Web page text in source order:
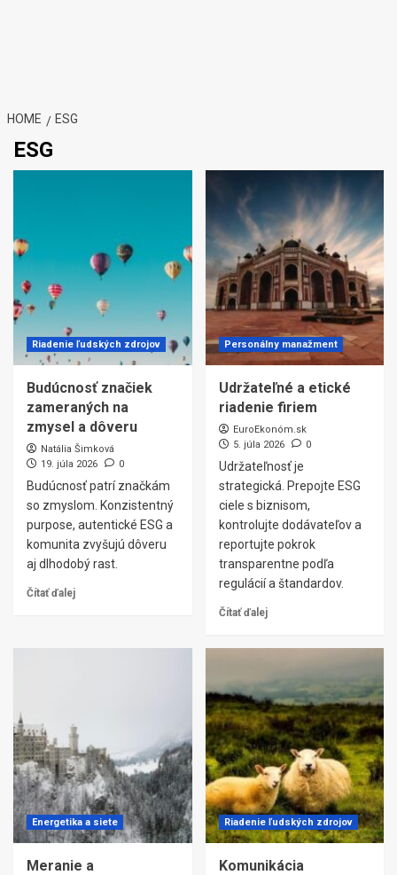
HOME ESG
ESG
Riadenie ľudských zdrojov
Budúcnosť značiek
zameraných na
zmysel a dôveru
Natália Šimková
19. júla 2026
0
Budúcnosť patrí značkám
so zmyslom. Konzistentný
purpose, autentické ESG a
komunita zvyšujú dôveru
aj dlhodobý rast.
Čítať ďalej
Personálny manažment
Udržateľné a etické
riadenie firiem
EuroEkonóm.sk
5. júla 2026
0
Udržateľnosť je
strategická. Prepojte ESG
ciele s biznisom,
kontrolujte dodávateľov a
reportujte pokrok
transparentne podľa
regulácií a štandardov.
Čítať ďalej
Energetika a siete
Meranie a
Riadenie ľudských zdrojov
Komunikácia